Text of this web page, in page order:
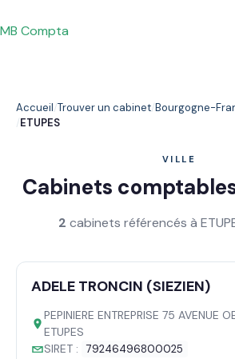
au
contenu
MB Compta
Accueil Trouver un cabinet Bourgogne-
ETUPES
VILLE
Cabinets comptables
2 cabinets référencés à
ADELE TRONCIN (SIEZIEN)
PEPINIERE ENTREPRISE 75 AVENUE
ETUPES
SIRET :
79246496800025